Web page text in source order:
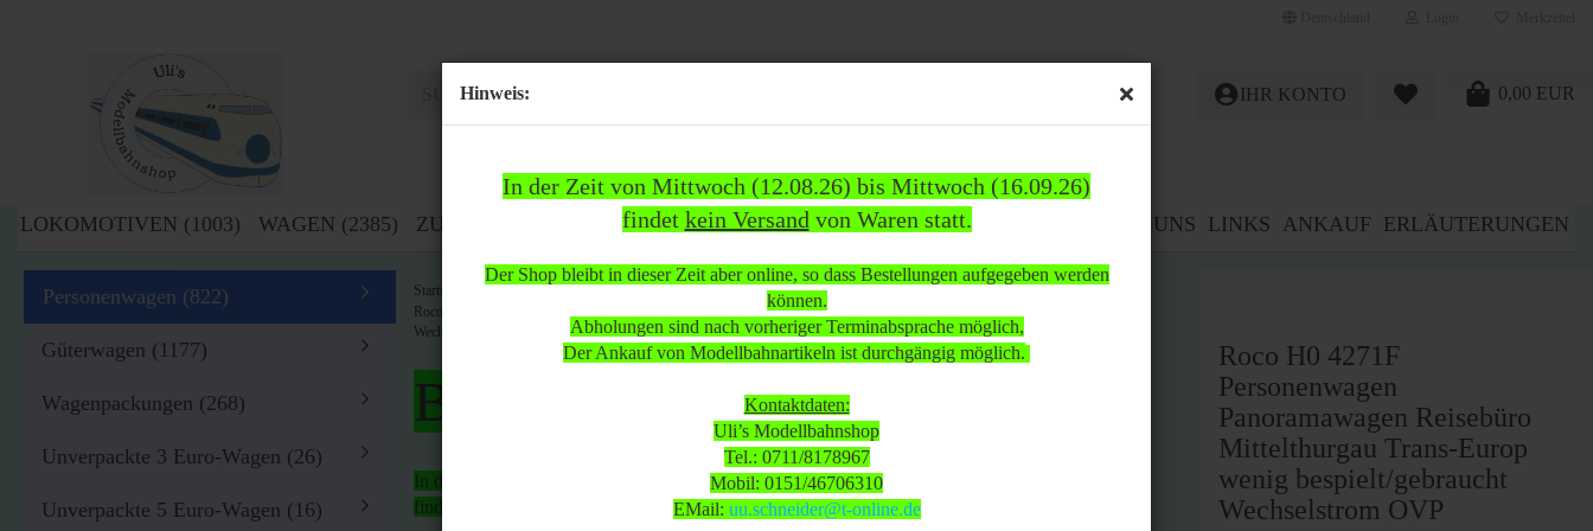
Hinweis:
In der Zeit von Mittwoch (12.08.26) bis Mittwoch (16.09.26)
findet kein Versand von Waren statt.
Der Shop bleibt in dieser Zeit aber online, so dass Bestellungen aufgegeben werden
können.
Abholungen sind nach vorheriger Terminabsprache möglich,
Der Ankauf von Modellbahnartikeln ist durchgängig möglich.
Kontaktdaten:
Uli’s Modellbahnshop
Tel.: 0711/8178967
Mobil: 0151/46706310
EMail: uu.schneider@t-online.de
0,00 EUR
IHR KONTO
LOKOMOTIVEN (1003) WAGEN (2385) ZUBEHÖR (1837) INFOS KUNDEN ÜBER UNS LINKS ANKAUF ERLÄUTERUNGEN
WEITERE
Startseite » » »
Roco H0 4271F Personenwagen Panoramawagen Reisebüro Mittelthurgau Trans-Europ wenig bespielt/gebraucht
Wechselstrom OVP
Bitte beachten:
In der Zeit von Mittwoch (12.08.26) bis Mittwoch (16.09.26)
findet
von Waren statt.
Roco H0 4271F
Personenwagen
Panoramawagen Reisebüro
Mittelthurgau Trans-Europ
wenig bespielt/gebraucht
Wechselstrom OVP
Personenwagen (822)
Güterwagen (1177)
Wagenpackungen (268)
Unverpackte 3 Euro-Wagen (26)
Unverpackte 5 Euro-Wagen (16)